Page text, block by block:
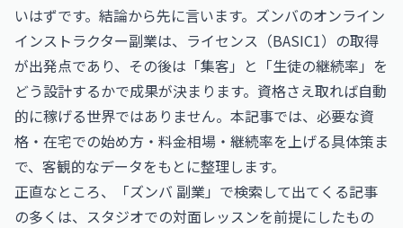
いはずです。結論から先に言います。ズンバのオンライン
インストラクター副業は、ライセンス（BASIC1）の取得
が出発点であり、その後は「集客」と「生徒の継続率」を
どう設計するかで成果が決まります。資格さえ取れば自動
的に稼げる世界ではありません。本記事では、必要な資
格・在宅での始め方・料金相場・継続率を上げる具体策ま
で、客観的なデータをもとに整理します。
正直なところ、「ズンバ 副業」で検索して出てくる記事
の多くは、スタジオでの対面レッスンを前提にしたもの